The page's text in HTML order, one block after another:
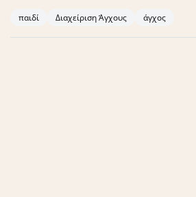
παιδί Διαχείριση Άγχους άγχος